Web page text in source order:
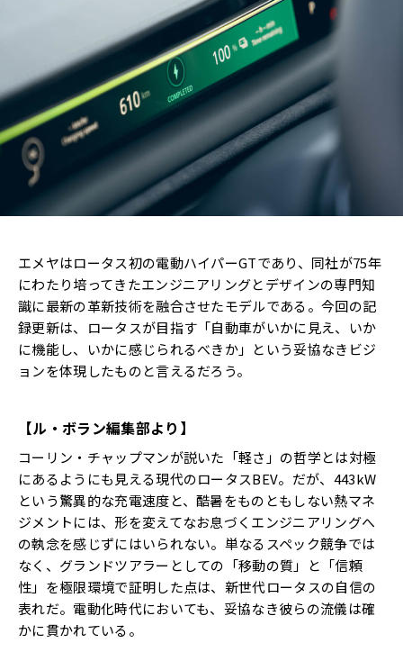
エメヤはロータス初の電動ハイパーGTであり、同社が75年
にわたり培ってきたエンジニアリングとデザインの専門知
識に最新の革新技術を融合させたモデルである。今回の記
録更新は、ロータスが目指す「自動車がいかに見え、いか
に機能し、いかに感じられるべきか」という妥協なきビジ
ョンを体現したものと言えるだろう。
【ル・ボラン編集部より】
コーリン・チャップマンが説いた「軽さ」の哲学とは対極
にあるようにも見える現代のロータスBEV。だが、443kW
という驚異的な充電速度と、酷暑をものともしない熱マネ
ジメントには、形を変えてなお息づくエンジニアリングへ
の執念を感じずにはいられない。単なるスペック競争では
なく、グランドツアラーとしての「移動の質」と「信頼
性」を極限環境で証明した点は、新世代ロータスの自信の
表れだ。電動化時代においても、妥協なき彼らの流儀は確
かに貫かれている。